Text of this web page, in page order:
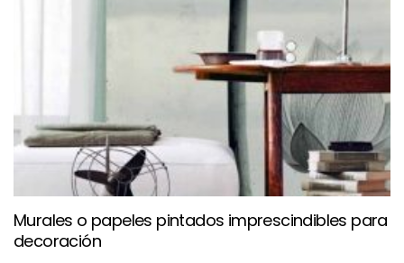
Murales o papeles pintados imprescindibles para
decoración